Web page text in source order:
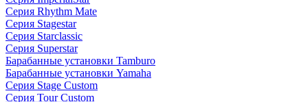
Серия Rhythm Mate
Серия Stagestar
Серия Starclassic
Серия Superstar
Барабанные установки Tamburo
Барабанные установки Yamaha
Серия Stage Custom
Серия Tour Custom